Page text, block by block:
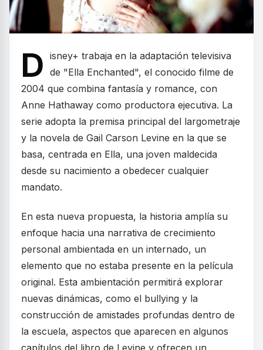
D isney+ trabaja en la adaptación televisiva
de "Ella Enchanted", el conocido filme de
2004 que combina fantasía y romance, con
Anne Hathaway como productora ejecutiva. La
serie adopta la premisa principal del largometraje
y la novela de Gail Carson Levine en la que se
basa, centrada en Ella, una joven maldecida
desde su nacimiento a obedecer cualquier
mandato.
En esta nueva propuesta, la historia amplía su
enfoque hacia una narrativa de crecimiento
personal ambientada en un internado, un
elemento que no estaba presente en la película
original. Esta ambientación permitirá explorar
nuevas dinámicas, como el bullying y la
construcción de amistades profundas dentro de
la escuela, aspectos que aparecen en algunos
capítulos del libro de Levine y ofrecen un